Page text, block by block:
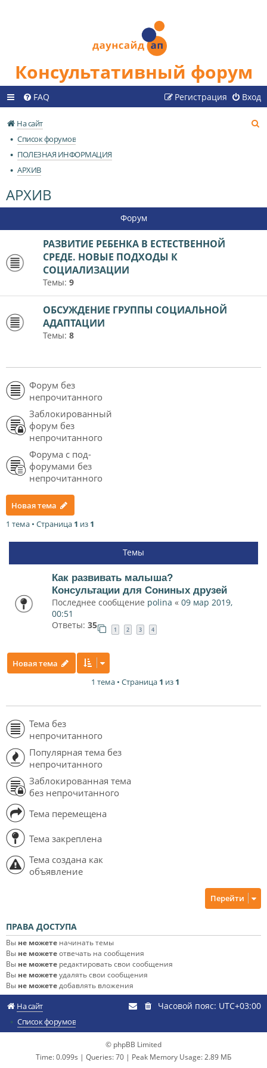
Консультативный форум
FAQ Вход
Регистрация
На сайт
Список форумов
ПОЛЕЗНАЯ ИНФОРМАЦИЯ
АРХИВ
АРХИВ
Форум
РАЗВИТИЕ РЕБЕНКА В ЕСТЕСТВЕННОЙ
СРЕДЕ. НОВЫЕ ПОДХОДЫ К
СОЦИАЛИЗАЦИИ
Темы: 9
ОБСУЖДЕНИЕ ГРУППЫ СОЦИАЛЬНОЙ
АДАПТАЦИИ
Темы: 8
Форум без
непрочитанного
Заблокированный
форум без
непрочитанного
Форума с под-
форумами без
непрочитанного
Новая тема
1 тема • Страница 1 из 1
Темы
Как развивать малыша?
Консультации для Сониных друзей
Последнее сообщение polina « 09 мар 2019,
00:51
Ответы: 35 1 2 3 4
Новая тема
1 тема • Страница 1 из 1
Тема без
непрочитанного
Популярная тема без
непрочитанного
Заблокированная тема
без непрочитанного
Тема перемещена
Тема закреплена
Тема создана как
объявление
Перейти
ПРАВА ДОСТУПА
Вы не можете начинать темы
Вы не можетеотвечать на сообщения
Вы не можете редактировать свои сообщения
Вы не можетеудалять свои сообщения
Вы не можетедобавлять вложения
На сайт
Список форумов
Часовой пояс: UTC+03:00
© phpBB Limited
Time: 0.099s | Queries: 70 | Peak Memory Usage: 2.89 МБ